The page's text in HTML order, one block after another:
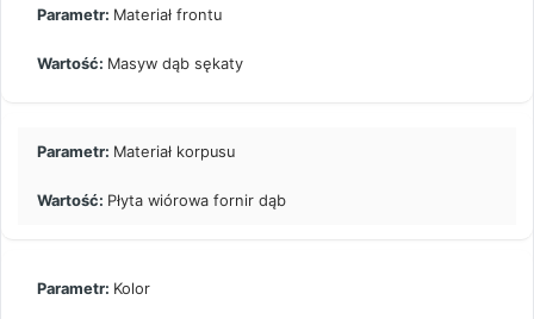
Materiał frontu
Masyw dąb sękaty
Materiał korpusu
Płyta wiórowa fornir dąb
Kolor